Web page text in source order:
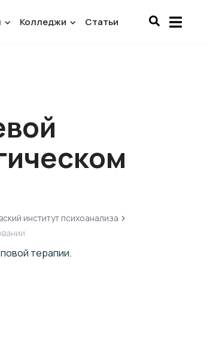
Колледжи Статьи
институт психоанализа
терапии.